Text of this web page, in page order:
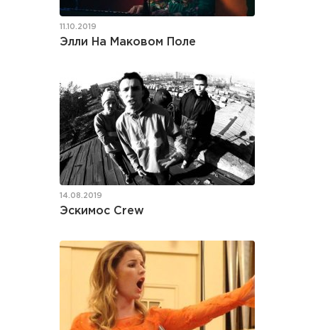
11.10.2019
Элли На Маковом Поле
14.08.2019
Эскимос Crew